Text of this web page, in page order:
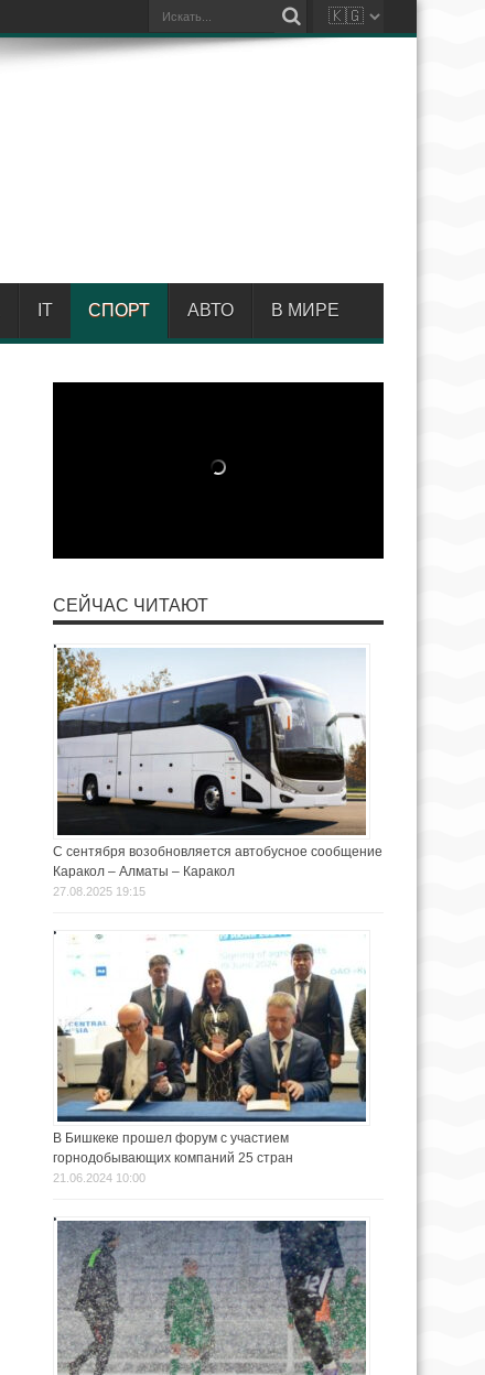
IT СПОРТ АВТО В МИРЕ
СЕЙЧАС ЧИТАЮТ
С сентября возобновляется автобусное сообщение
Каракол – Алматы – Каракол
27.08.2025 19:15
В Бишкеке прошел форум с участием
горнодобывающих компаний 25 стран
21.06.2024 10:00